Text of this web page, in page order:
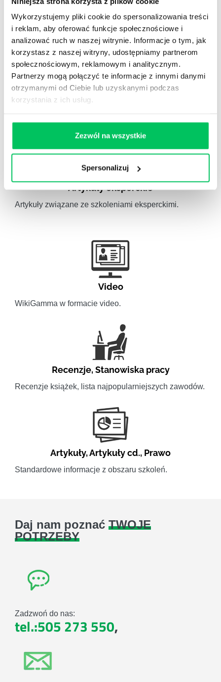
Wykorzystujemy pliki cookie do spersonalizowania treści
i reklam, aby oferować funkcje społecznościowe i
analizować ruch w naszej witrynie. Informacje o tym, jak
korzystasz z naszej witryny, udostępniamy partnerom
społecznościowym, reklamowym i analitycznym.
Partnerzy mogą połączyć te informacje z innymi danymi
otrzymanymi od Ciebie lub uzyskanymi podczas
korzystania z ich usług.
Zezwól na wszystkie
Spersonalizuj
Autorskie raporty, wartościowy know-how, pigułki
wiedzy.
Gamma Q&A
obszaru HR.
Artykuły eksperckie
Artykuły związane ze szkoleniami eksperckimi.
Video
WikiGamma w formacie video.
Recenzje,Stanowiska pracy
Recenzje książek, lista najpopularniejszych zawodów.
Artykuły,Artykuły cd., Prawo
Standardowe informacje z obszaru szkoleń.
Daj nam poznać TWOJE
POTRZEBY
Zadzwoń do nas:
tel.:505 273 550,